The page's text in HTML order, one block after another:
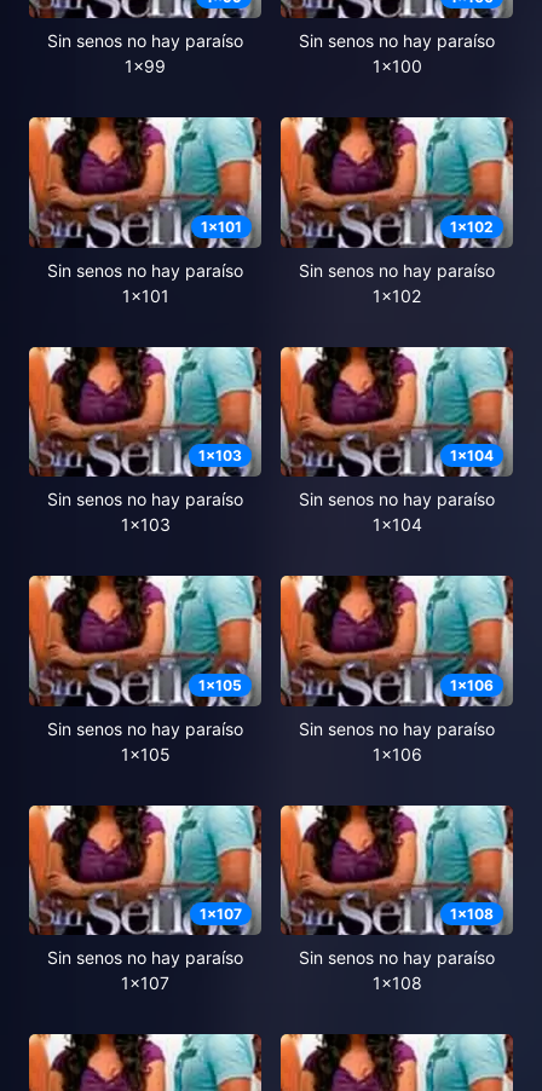
Sin senos no hay paraíso
1x99
Sin senos no hay paraíso
1x100
1x101
Sin senos no hay paraíso
1x101
1x102
Sin senos no hay paraíso
1x102
1x103
Sin senos no hay paraíso
1x103
1x104
Sin senos no hay paraíso
1x104
1x105
Sin senos no hay paraíso
1x105
1x106
Sin senos no hay paraíso
1x106
1x107
Sin senos no hay paraíso
1x107
1x108
Sin senos no hay paraíso
1x108